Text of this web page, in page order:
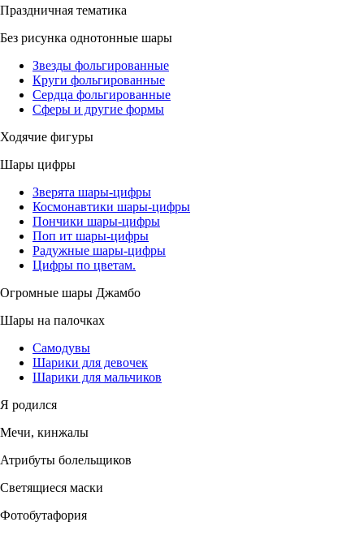
Праздничная тематика
Без рисунка однотонные шары
Звезды фольгированные
Круги фольгированные
Сердца фольгированные
Сферы и другие формы
Ходячие фигуры
Шары цифры
Зверята шары-цифры
Космонавтики шары-цифры
Пончики шары-цифры
Поп ит шары-цифры
Радужные шары-цифры
Цифры по цветам.
Огромные шары Джамбо
Шары на палочках
Самодувы
Шарики для девочек
Шарики для мальчиков
Я родился
Мечи, кинжалы
Атрибуты болельщиков
Светящиеся маски
Фотобутафория